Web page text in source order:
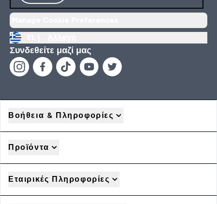
Συνδεθείτε μαζί μας
Βοήθεια & Πληροφορίες
Προϊόντα
Εταιρικές Πληροφορίες